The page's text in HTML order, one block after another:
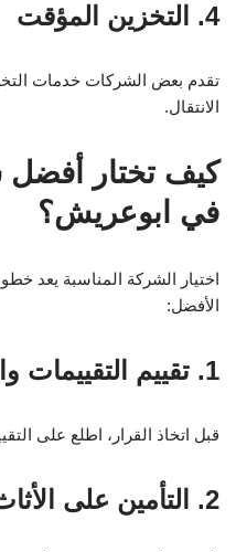
4. التخزين المؤقت
تقدم بعض الشركات خدمات
الانتقال.
كيف تختار
في ابوعريش؟
اختيار الشركة المناسبة يعد
الأفضل:
1. تقييم التقييمات والتوصيات
قبل اتخاذ القرار، اطلع على
2. التأمين على الأثاث